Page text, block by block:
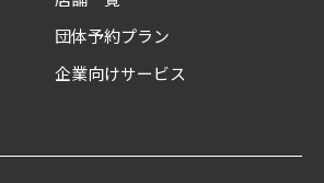
団体予約プラン
企業向けサービス